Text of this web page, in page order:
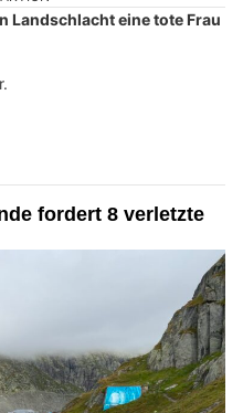
Landschlacht eine tote Frau
fordert 8 verletzte